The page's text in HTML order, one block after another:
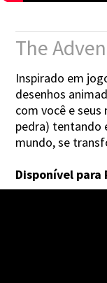
The
Inspirado em
desenhos
com você e
pedra) tentando
mundo, se
Disponível para